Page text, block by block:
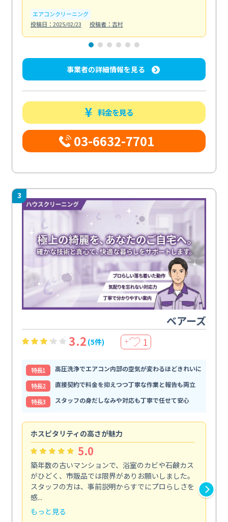
エアコンクリーニング
投稿日：2025/02/23
投稿者：吉村
事業者の詳細情報を見る
料金を見る
03-6632-7701
3
ベアーズ
3.2 (5件) ＋ 1
特⻑1
高圧洗浄でエアコン内部の空気が変わるほどきれいに
特⻑2
直接契約で料金を抑えつつ丁寧な作業と報告も両立
特⻑3
スタッフの身だしなみや対応も丁寧で任せて安心
ホスピタリティの高さが魅力
5.0
築年数の古いマンションで、浴室のカビや石鹸カス
がひどく、市販品では限界がありお願いしました。
スタッフの方は、事前説明からすでにプロらしさを
感...
もっと見る